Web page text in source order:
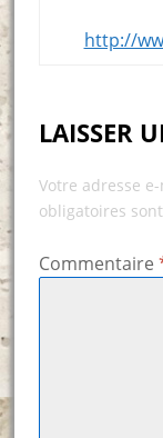
http://
LAISSER
Votre adresse
obligatoires
Commentaire